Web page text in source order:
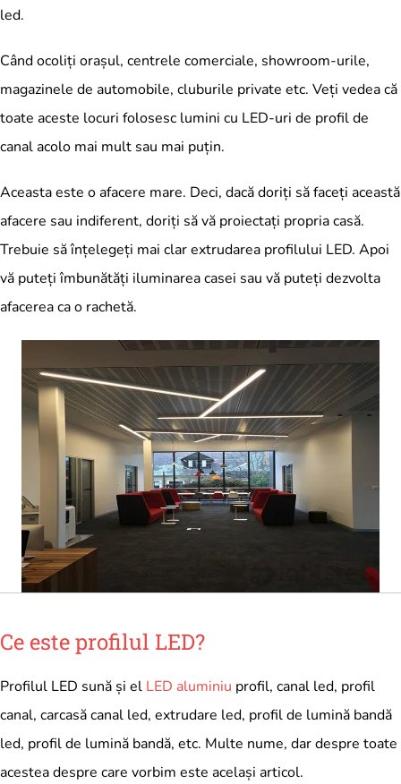
led.
Când ocoliți orașul, centrele comerciale, showroom-urile,
magazinele de automobile, cluburile private etc. Veți vedea că
toate aceste locuri folosesc lumini cu LED-uri de profil de
canal acolo mai mult sau mai puțin.
Aceasta este o afacere mare. Deci, dacă doriți să faceți această
afacere sau indiferent, doriți să vă proiectați propria casă.
Trebuie să înțelegeți mai clar extrudarea profilului LED. Apoi
vă puteți îmbunătăți iluminarea casei sau vă puteți dezvolta
afacerea ca o rachetă.
Ce este profilul LED?
Profilul LED sună și el LED aluminiu profil, canal led, profil
canal, carcasă canal led, extrudare led, profil de lumină bandă
led, profil de lumină bandă, etc. Multe nume, dar despre toate
acestea despre care vorbim este același articol.